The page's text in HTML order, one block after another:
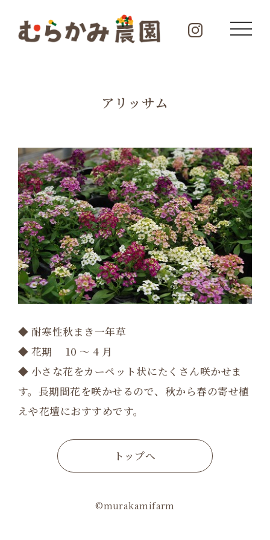
アリッサム
◆ 耐寒性秋まき一年草
◆ 花期 10 ～ 4 月
◆ 小さな花をカーペット状にたくさん咲かせま
す。長期間花を咲かせるので、秋から春の寄せ植
えや花壇におすすめです。
トップへ
©murakamifarm